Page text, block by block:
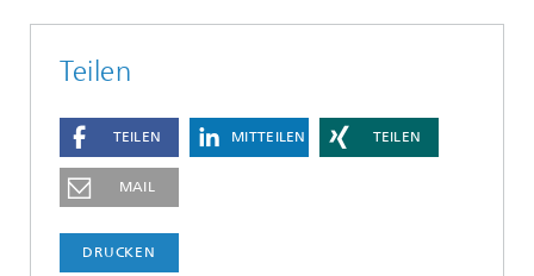
Teilen
TEILEN MITTEILEN TEILEN
MAIL
DRUCKEN